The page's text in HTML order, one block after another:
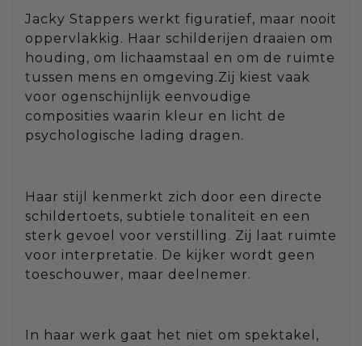
Jacky Stappers werkt figuratief, maar nooit
oppervlakkig. Haar schilderijen draaien om
houding, om lichaamstaal en om de ruimte
tussen mens en omgeving.Zij kiest vaak
voor ogenschijnlijk eenvoudige
composities waarin kleur en licht de
psychologische lading dragen.
Haar stijl kenmerkt zich door een directe
schildertoets, subtiele tonaliteit en een
sterk gevoel voor verstilling. Zij laat ruimte
voor interpretatie. De kijker wordt geen
toeschouwer, maar deelnemer.
In haar werk gaat het niet om spektakel,